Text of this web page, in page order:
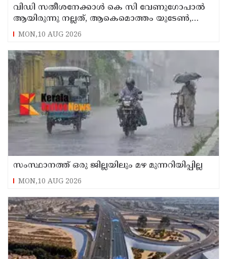
വിഡി സതീശനേക്കാള്‍ കെ സി വേണുഗോപാല്‍
ആയിരുന്നു നല്ലത്, ആകെമൊത്തം യുടേണ്‍,
കോണ്‍ഗ്രസിനകത്തും മുറുമുറുപ്പ്
MON,10 AUG 2026
സംസ്ഥാനത്ത് ഒരു ജില്ലയിലും മഴ മുന്നറിയിപ്പില്ല
MON,10 AUG 2026